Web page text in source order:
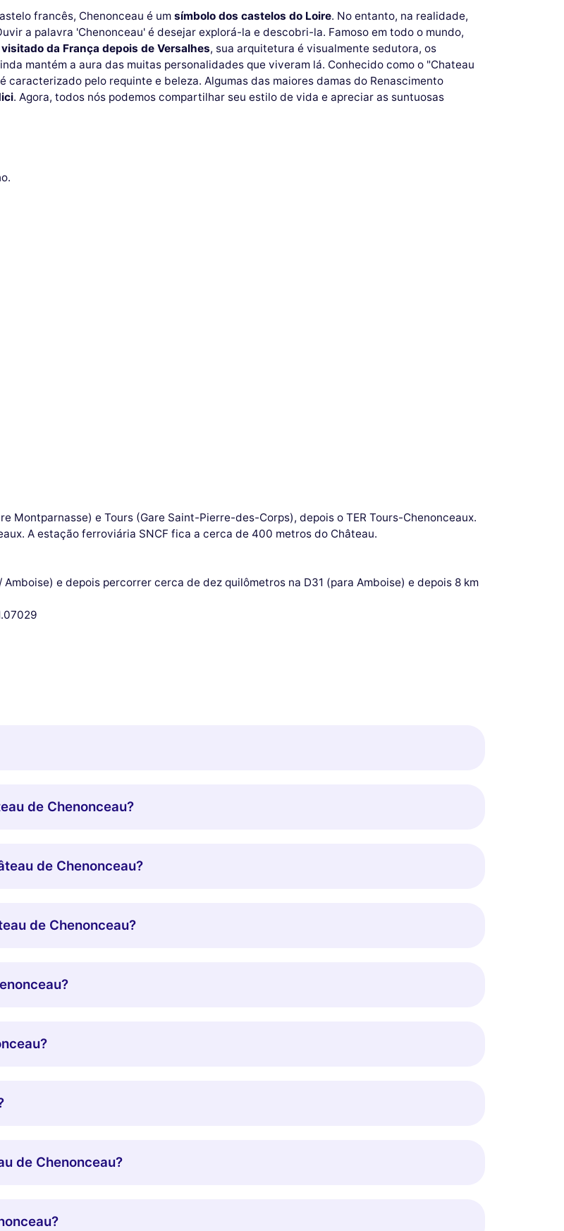
francês, Chenonceau é um símbolo dos castelos do Loire. No entanto, na realidade,
a palavra 'Chenonceau' é desejar explorá-la e descobri-la. Famoso em todo o mundo,
da França depois de Versalhes, sua arquitetura é visualmente sedutora, os
mantém a aura das muitas personalidades que viveram lá. Conhecido como o "Chateau
caracterizado pelo requinte e beleza. Algumas das maiores damas do Renascimento
. Agora, todos nós podemos compartilhar seu estilo de vida e apreciar as suntuosas
Montparnasse) e Tours (Gare Saint-Pierre-des-Corps), depois o TER Tours-Chenonceaux.
A estação ferroviária SNCF fica a cerca de 400 metros do Château.
e depois percorrer cerca de dez quilômetros na D31 (para Amboise) e depois 8 km
de Chenonceau?
de Chenonceau?
de Chenonceau?
de Chenonceau?